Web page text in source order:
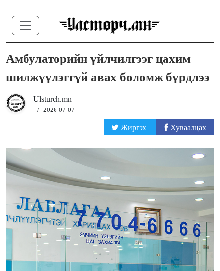
Амбулаторийн үйлчилгээг цахим
шилжүүлэггүй авах боломж бүрдлээ
Ulsturch.mn
/ 2026-07-07
Жиргэх Хуваалцах